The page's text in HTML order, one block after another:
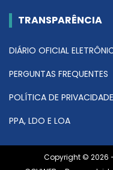
TRANSPARÊNCIA
DIÁRIO OFICIAL
PERGUNTAS FREQUENTES
POLÍTICA DE PRIVACIDADE
PPA, LDO E LOA
Copyright © 2026